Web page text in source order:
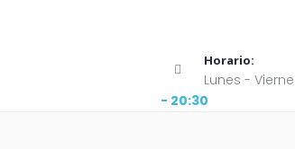
Horario:
Lunes -
- 20:30